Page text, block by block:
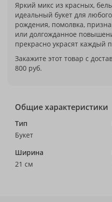
Яркий микс из красных,
идеальный букет для
рождения, помолвка,
или долгожданное
прекрасно украсят каждый
Закажите этот товар с
800 руб.
Общие характеристики
Тип
Букет
Ширина
21 см